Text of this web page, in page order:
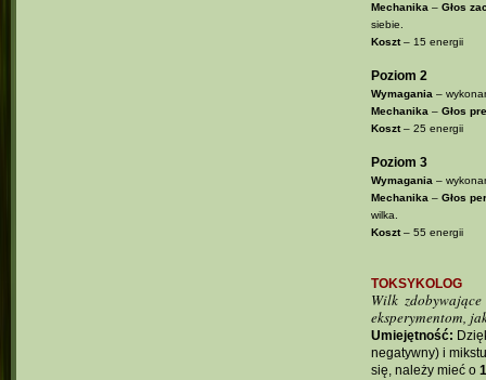
Mechanika– Głos
siebie.
Koszt– 15 energii
Poziom 2
Wymagania–
Mechanika– Głos
Koszt– 25 energii
Poziom 3
Wymagania–
Mechanika– Głos
wilka.
Koszt– 55 energii
TOKSYKOLOG
Wilk
eksperymentom,
Umiejętność:
negatywny) i
się, należy mieć o